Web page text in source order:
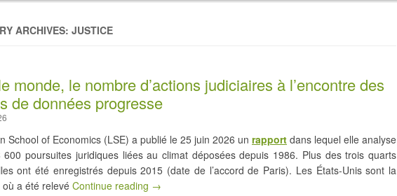
ARCHIVES: JUSTICE
monde, le nombre d’actions judiciaires à l’encontre des
de données progresse
School of Economics (LSE) a publié le 25 juin 2026 un rapport dans lequel elle analyse
600 poursuites juridiques liées au climat déposées depuis 1986. Plus des trois quarts
ont été enregistrés depuis 2015 (date de l’accord de Paris). Les États-Unis sont la
a été relevé Continue reading →